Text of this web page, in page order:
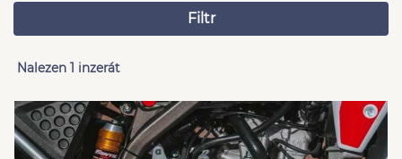
Filtr
Nalezen 1 inzerát